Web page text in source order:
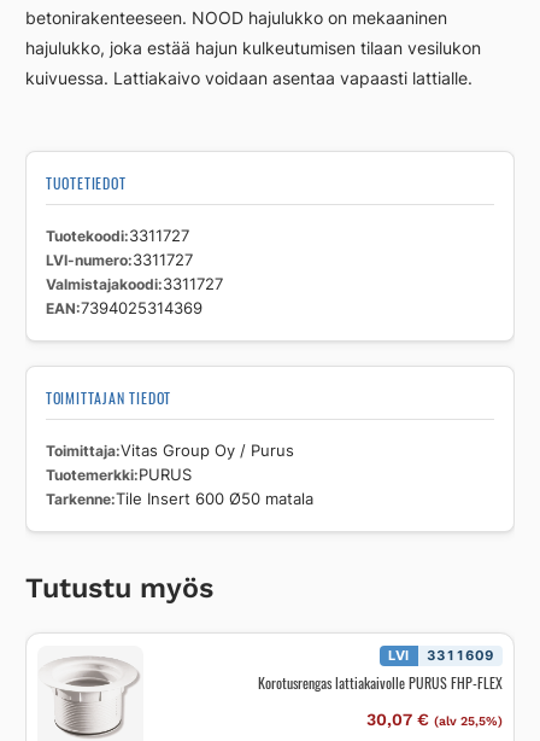
betonirakenteeseen. NOOD hajulukko on mekaaninen
hajulukko, joka estää hajun kulkeutumisen tilaan vesilukon
kuivuessa. Lattiakaivo voidaan asentaa vapaasti lattialle.
TUOTETIEDOT
Tuotekoodi 3311727
LVI-numero 3311727
Valmistajakoodi 3311727
EAN 7394025314369
TOIMITTAJAN TIEDOT
Toimittaja Vitas Group Oy / Purus
Tuotemerkki PURUS
Tarkenne Tile Insert 600 Ø50 matala
Tutustu myös
LVI 3311609
Korotusrengas lattiakaivolle PURUS FHP-FLEX
30,07 € (alv 25,5%)